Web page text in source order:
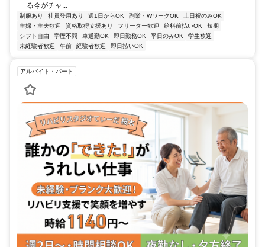
る今がチャ...
制服あり 社員登用あり 週1日からOK 副業・WワークOK
土日祝のみOK
主婦・主夫歓迎
資格取得支援あり フリーター歓迎 給料前払いOK
短期
シフト自由
学歴不問 車通勤OK 即日勤務OK 平日のみOK
学生歓迎
未経験者歓迎
午前 経験者歓迎 即日払いOK
アルバイト・パート